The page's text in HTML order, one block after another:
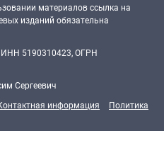
материалов ссылка на
изданий обязательна
5190310423, ОГРН
Сергеевич
информация
Политика